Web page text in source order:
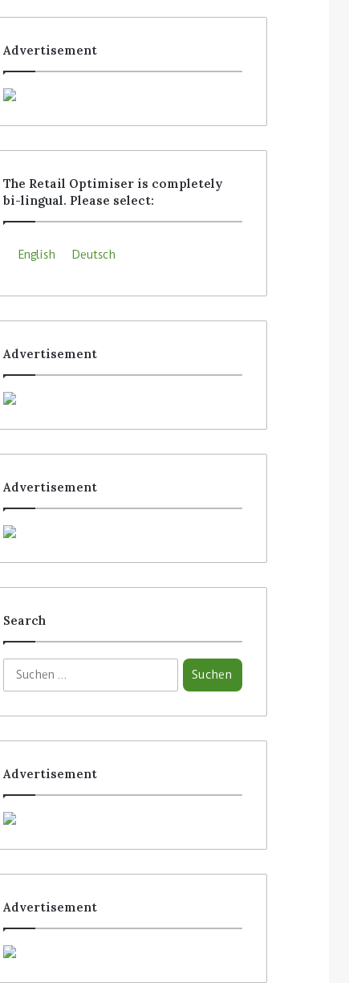
Advertisement
The Retail Optimiser is completely
bi-lingual. Please select:
English Deutsch
Advertisement
Advertisement
Search
Advertisement
Advertisement